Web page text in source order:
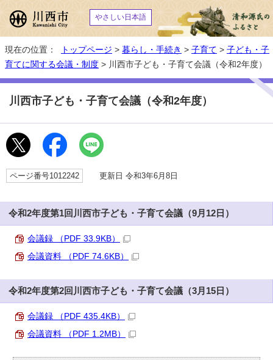
やさしい日本語
現在の位置： トップページ > 暮らし・手続き > 子育て > 子ども・子
育てに関する会議・制度 > 川西市子ども・子育て会議（令和2年度）
川西市子ども・子育て会議（令和2年度）
ページ番号1012242 更新日 令和3年6月8日
令和2年度第1回川西市子ども・子育て会議（9月12日）
会議録 （PDF 33.9KB）
会議資料 （PDF 74.6KB）
令和2年度第2回川西市子ども・子育て会議（3月15日）
会議録 （PDF 435.4KB）
会議資料 （PDF 1.2MB）